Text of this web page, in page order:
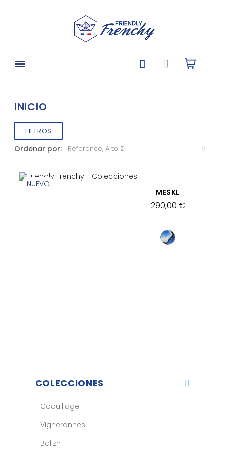
INICIO
FILTROS
Ordenar por:
VISTA RÁPIDA
NUEVO
MESKL
290,00 €
COLECCIONES
Coquillage
Vigneronnes
Balizh